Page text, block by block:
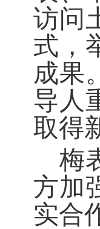
访问
式，
成果
导人
取得
梅
方加
实合